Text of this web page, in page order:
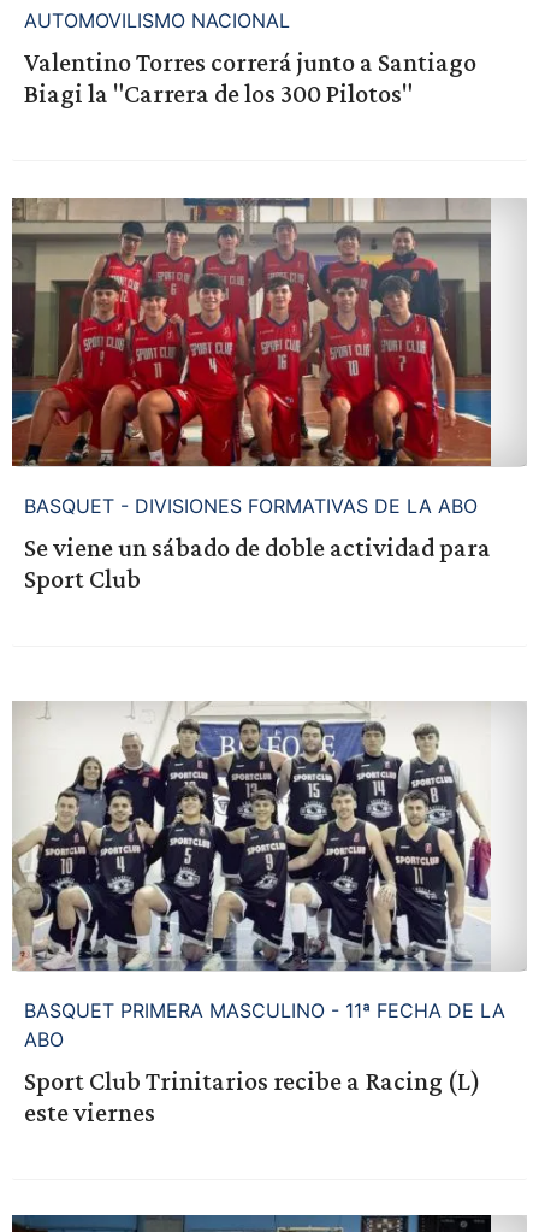
AUTOMOVILISMO NACIONAL
Valentino Torres correrá junto a Santiago
Biagi la "Carrera de los 300 Pilotos"
BASQUET - DIVISIONES FORMATIVAS DE LA ABO
Se viene un sábado de doble actividad para
Sport Club
BASQUET PRIMERA MASCULINO - 11ª FECHA DE LA
ABO
Sport Club Trinitarios recibe a Racing (L)
este viernes